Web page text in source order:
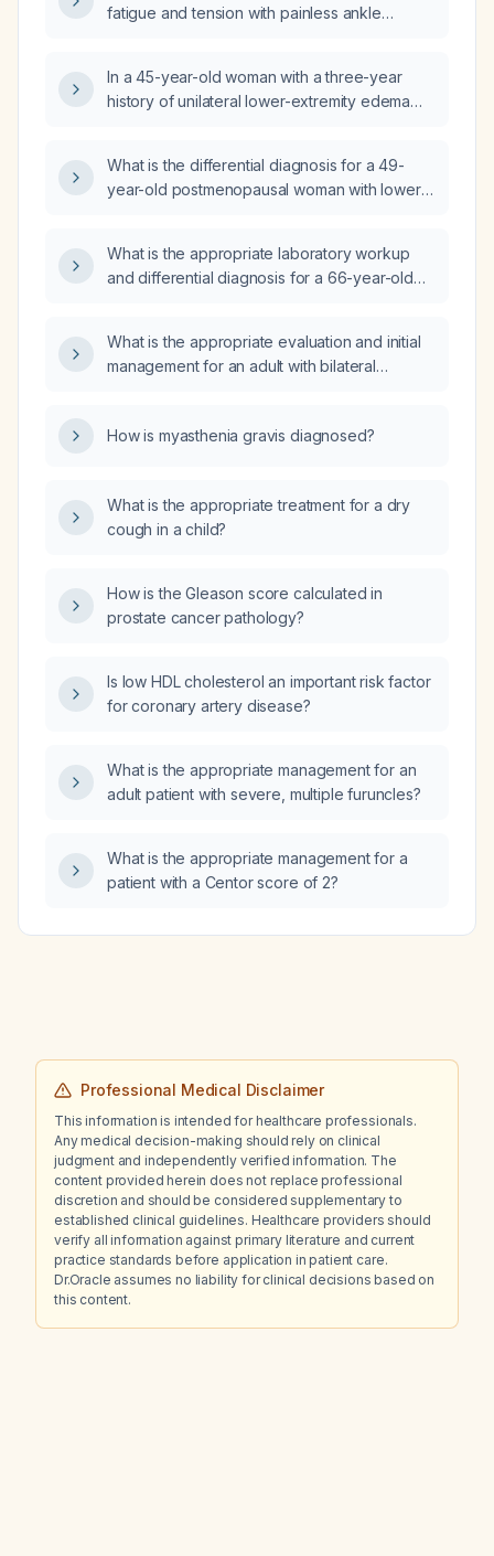
fatigue and tension with painless ankle
In a 45-year-old woman with a three-year
history of unilateral lower-extremity edema
likely diagnosis and appropriate diagnostic
and therapeutic approach?
What is the differential diagnosis for a 49-
year-old postmenopausal woman with lower-
What is the appropriate laboratory workup
and differential diagnosis for a 66-year-old
inhibitor) presenting with lower extremity
edema?
What is the appropriate evaluation and initial
management for an adult with bilateral
How is myasthenia gravis diagnosed?
What is the appropriate treatment for a dry
cough in a child?
How is the Gleason score calculated in
prostate cancer pathology?
Is low HDL cholesterol an important risk factor
for coronary artery disease?
What is the appropriate management for an
adult patient with severe, multiple furuncles?
What is the appropriate management for a
patient with a Centor score of 2?
Professional Medical Disclaimer
This information is intended for healthcare professionals.
Any medical decision-making should rely on clinical
judgment and independently verified information. The
content provided herein does not replace professional
discretion and should be considered supplementary to
established clinical guidelines. Healthcare providers should
verify all information against primary literature and current
practice standards before application in patient care.
Dr.Oracle assumes no liability for clinical decisions based on
this content.